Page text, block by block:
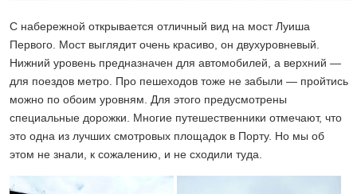
С набережной открывается отличный вид на мост Луиша
Первого. Мост выглядит очень красиво, он двухуровневый.
Нижний уровень предназначен для автомобилей, а верхний —
для поездов метро. Про пешеходов тоже не забыли — пройтись
можно по обоим уровням. Для этого предусмотрены
специальные дорожки. Многие путешественники отмечают, что
это одна из лучших смотровых площадок в Порту. Но мы об
этом не знали, к сожалению, и не сходили туда.